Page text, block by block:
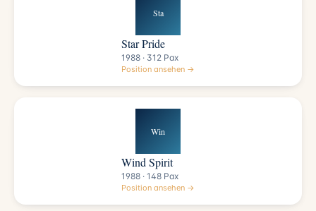
Sta
Star Pride
1988 · 312 Pax
Position ansehen →
Win
Wind Spirit
1988 · 148 Pax
Position ansehen →